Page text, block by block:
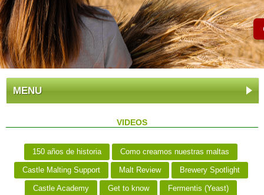
MENU
VIDEOS
150 años de historia Como creamos nuestras maltas
Castle Malting Support Malt Review Brewery Spotlight
Castle Academy Get to know Fermentis (Yeast)